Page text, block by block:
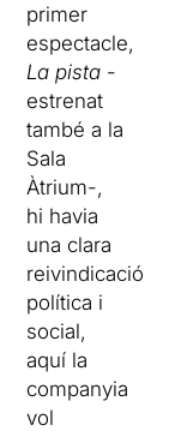
primer
espectacle,
La pista -
estrenat
també a la
Sala
Àtrium-,
hi havia
una clara
reivindicació
política i
social,
aquí la
companyia
vol